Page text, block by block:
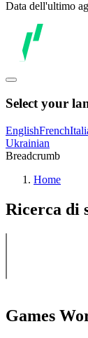
Data dell'ultimo
Select your
EnglishFrench
Ukrainian
Breadcrumb
Home
Ricerca di
Games